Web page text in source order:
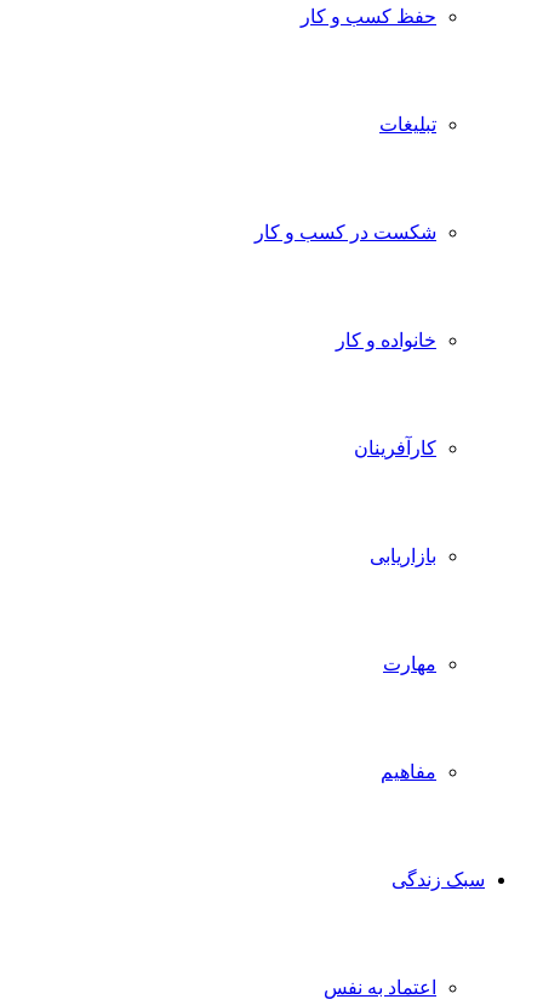
حفظ کسب و کار
تبلیغات
شکست در کسب و کار
خانواده و کار
کارآفرینان
بازاریابی
مهارت
مفاهیم
سبک زندگی
اعتماد به نفس